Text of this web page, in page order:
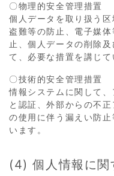
〇物理的安全管理措置
個人データを取り扱う
盗難等の防止、電子媒
止、個人データの削除
て、必要な措置を講じて
〇技術的安全管理措置
情報システムに関して
と認証、外部からの不
の使用に伴う漏えい防
います。
(4) 個人情報に関